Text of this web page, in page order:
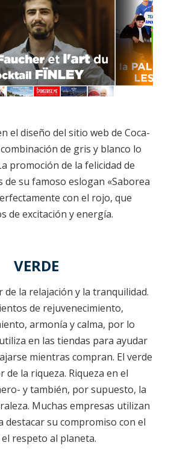
el diseño del sitio web de Coca-
de gris y blanco lo
promoción de la felicidad de
de su famoso eslogan «Saborea
con el rojo, que
de excitación y energía.
VERDE
de la relajación y la tranquilidad.
de rejuvenecimiento,
armonía y calma, por lo
en las tiendas para ayudar
mientras compran. El verde
de la riqueza. Riqueza en el
y también, por supuesto, la
Muchas empresas utilizan
destacar su compromiso con el
respeto al planeta.